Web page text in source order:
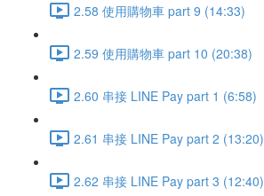
2.58 使用購物車 part 9 (14:33)
2.59 使用購物車 part 10 (20:38)
2.60 串接 LINE Pay part 1 (6:58)
2.61 串接 LINE Pay part 2 (13:20)
2.62 串接 LINE Pay part 3 (12:40)